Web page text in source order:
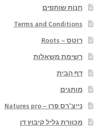
חנות שותפים
Terms and Conditions
רוטס – Roots
רשימת משאלות
דף הבית
מותגים
נייצ'רס פרו – Natures pro
מכוורת גליל קיבוץ דן